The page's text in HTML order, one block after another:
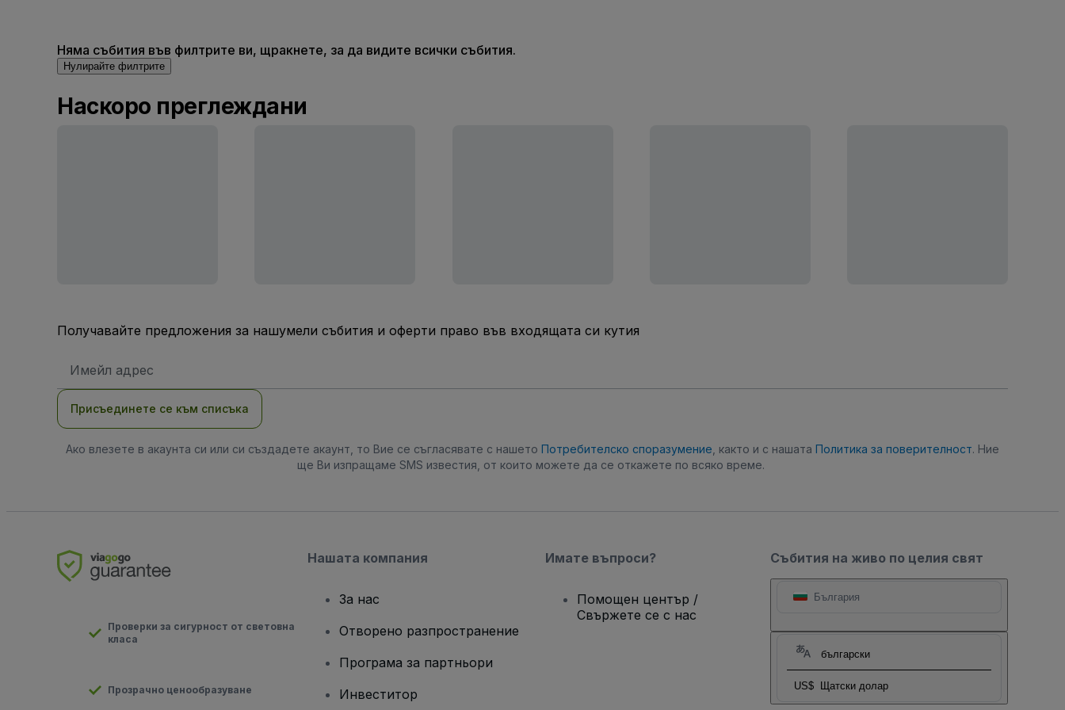
Няма събития във филтрите ви, щракнете, за да видите всички събития.
Нулирайте филтрите
Наскоро преглеждани
Получавайте предложения за нашумели събития и оферти право във входящата си кутия
адрес
Присъединете се към списъка
Ако влезете в акаунта си или си създадете акаунт, то Вие се съгласявате с нашето Потребителско споразумение , както и с нашата Политика за поверителност. Ние
ще Ви изпращаме SMS известия, от които можете да се откажете по всяко време.
Събития на живо по целия свят
България
български
US$ Щатски долар
Проверки за сигурност от световна
класа
Прозрачно ценообразуване
Нашата компания
За нас
Отворено разпространение
Програма за партньори
Инвеститор
Имате въпроси?
Помощен център /
Свържете се с нас